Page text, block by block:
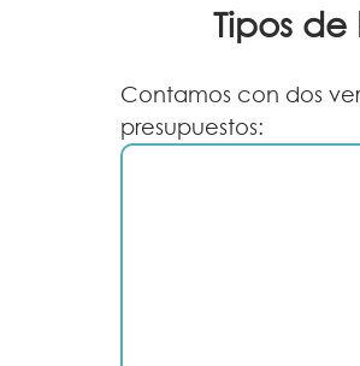
Tipos
Contamos con dos
presupuestos: